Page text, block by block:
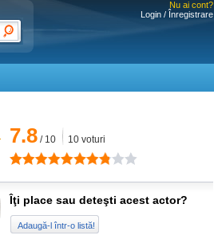
Nu ai cont?
Login / Înregistrare
7.8 / 10 10 voturi
Îţi place sau deteşti acest actor?
Adaugă-l într-o listă!